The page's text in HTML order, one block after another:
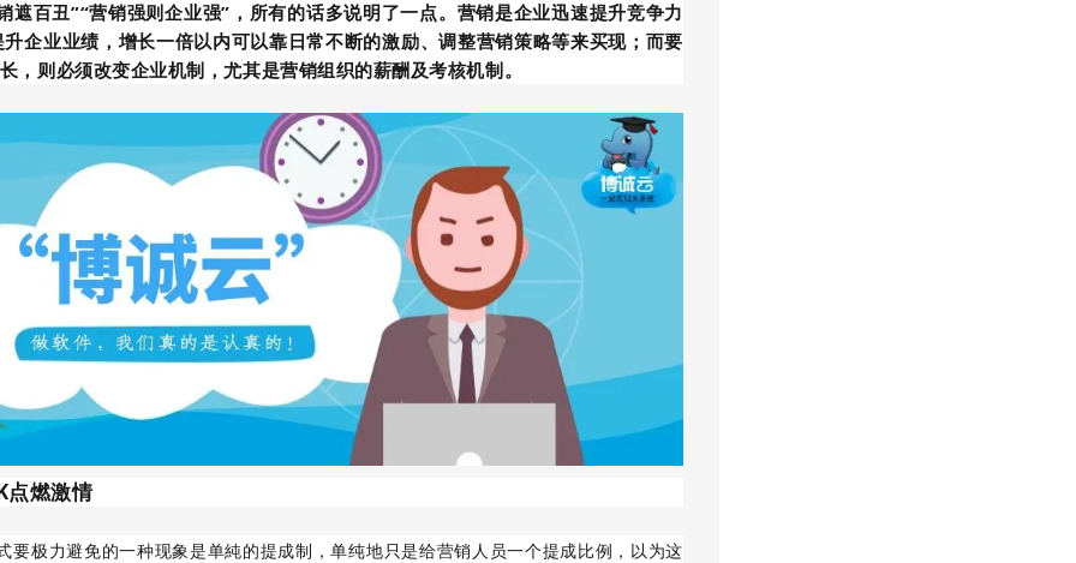
遮百丑”“营销强则企业强”，所有的话多说明了一点。营销是企业迅速提升竞争力
企业业绩，增长一倍以内可以靠日常不断的激励、调整营销策略等来买现；而要
，则必须改变企业机制，尤其是营销组织的薪酬及考核机制。
点燃激情
要极力避免的一种现象是单純的提成制，单纯地只是给营销人员一个提成比例，以为这